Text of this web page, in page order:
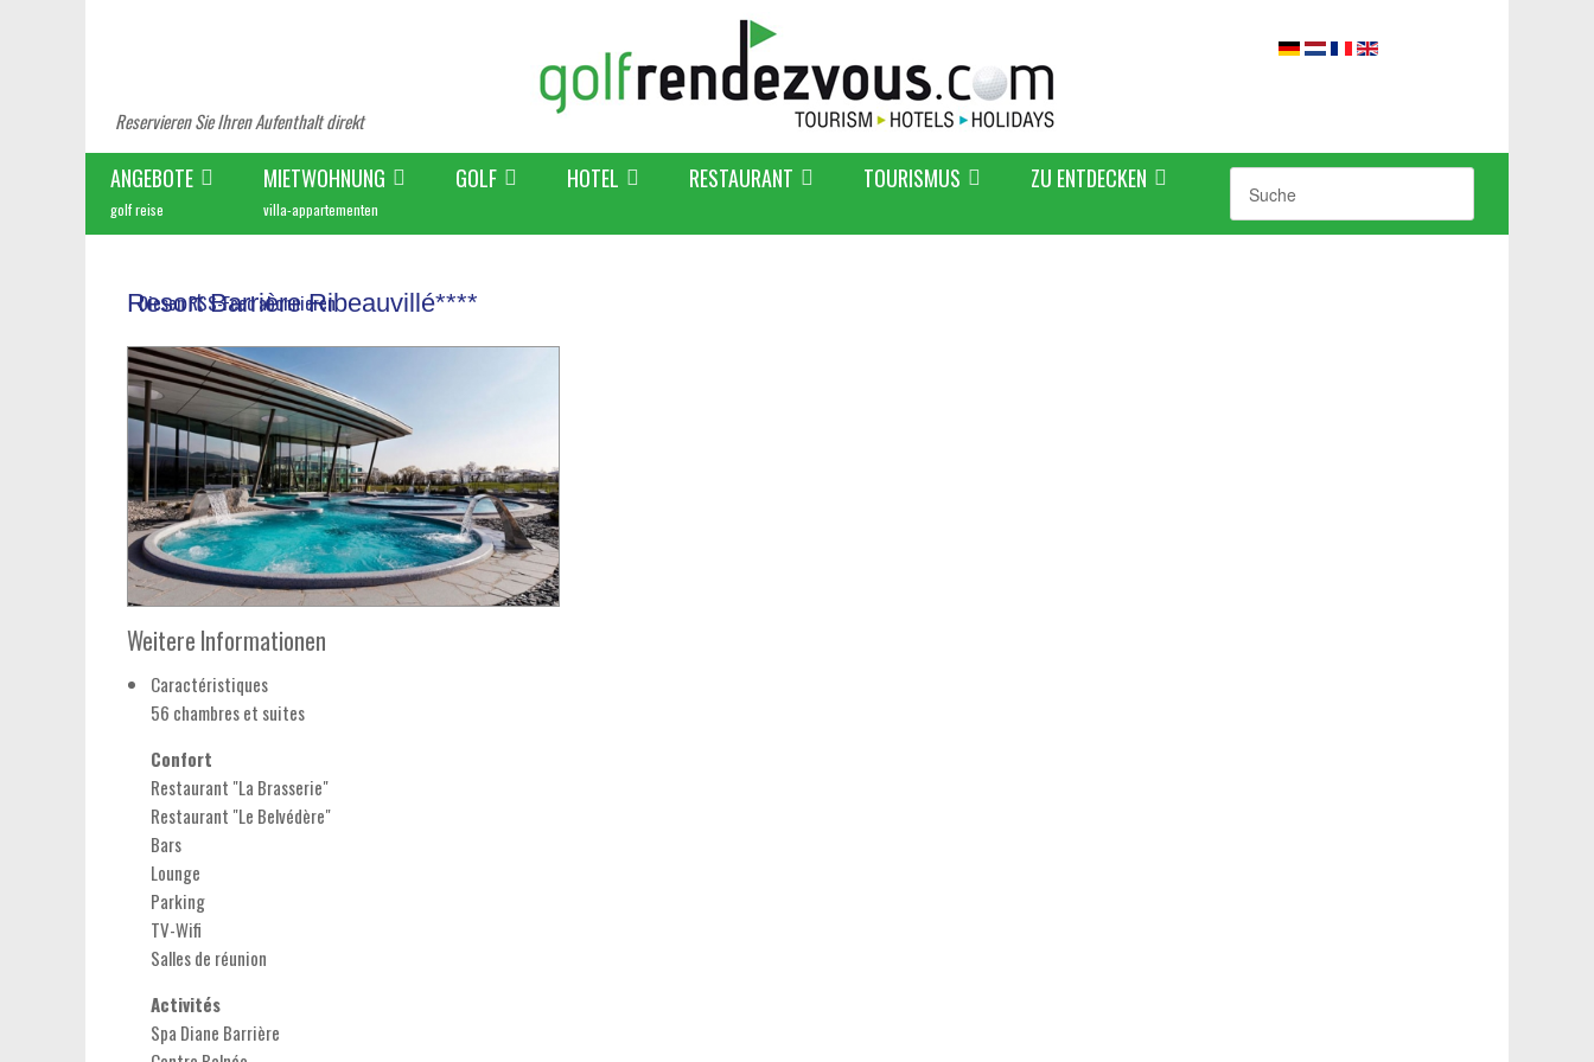
Reservieren Sie Ihren Aufenthalt direkt
ANGEBOTE
golf reise
MIETWOHNUNG
villa-appartementen
GOLF HOTEL RESTAURANT TOURISMUS ZU ENTDECKEN
Diesen RSS-Feed abonnieren
Resort Barrière Ribeauvillé****
Weitere Informationen
Caractéristiques
56 chambres et suites
Confort
Restaurant "La Brasserie"
Restaurant "Le Belvédère"
Bars
Lounge
Parking
TV-Wifi
Salles de réunion
Activités
Spa Diane Barrière